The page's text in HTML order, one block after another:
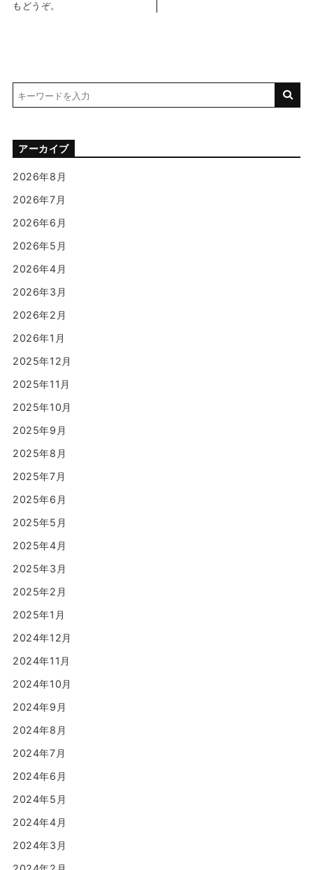
もどうぞ。
アーカイブ
2026年8月
2026年7月
2026年6月
2026年5月
2026年4月
2026年3月
2026年2月
2026年1月
2025年12月
2025年11月
2025年10月
2025年9月
2025年8月
2025年7月
2025年6月
2025年5月
2025年4月
2025年3月
2025年2月
2025年1月
2024年12月
2024年11月
2024年10月
2024年9月
2024年8月
2024年7月
2024年6月
2024年5月
2024年4月
2024年3月